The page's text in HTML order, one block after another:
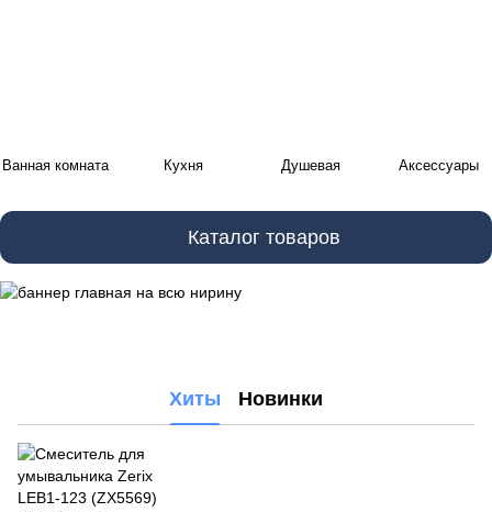
Ванная комната Кухня Душевая Аксессуары
Каталог товаров
Хиты Новинки